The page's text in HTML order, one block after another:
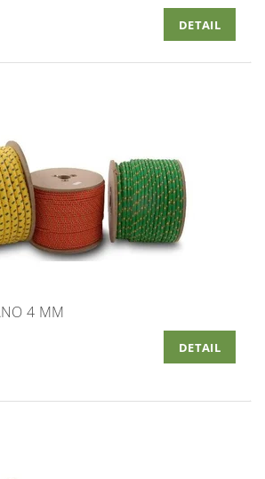
DETAIL
4 MM
DETAIL